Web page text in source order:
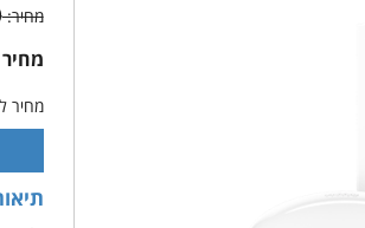
מחיר:
מחיר